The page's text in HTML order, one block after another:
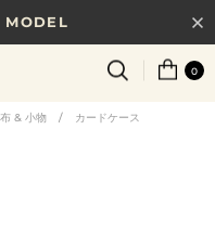
MODEL
円以上で送料無料
新しいギフトガイド
0
& 小物 / カードケース